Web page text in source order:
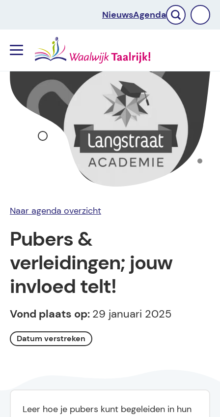
NieuwsAgenda
Menu
Naar agenda overzicht
Pubers &
verleidingen; jouw
invloed telt!
Vond plaats op: 29 januari 2025
Datum verstreken
Leer hoe je pubers kunt begeleiden in hun